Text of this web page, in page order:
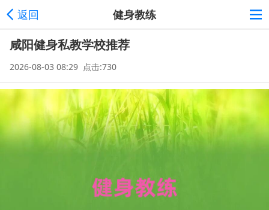
返回 健身教练
咸阳健身私教学校推荐
2026-08-03 08:29 点击:730